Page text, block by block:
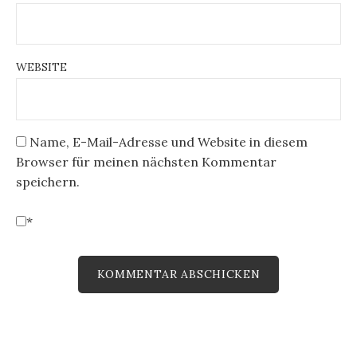
WEBSITE
Name, E-Mail-Adresse und Website in diesem
Browser für meinen nächsten Kommentar
speichern.
*